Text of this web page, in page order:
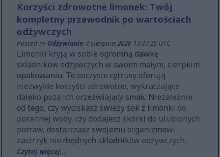
Korzyści zdrowotne limonek: Twój
kompletny przewodnik po wartościach
odżywczych
Posted in Odżywianie 4 sierpnia 2026 13:47:25 UTC
Limonki kryją w sobie ogromną dawkę
składników odżywczych w swoim małym, cierpkim
opakowaniu. Te soczyste cytrusy oferują
niezwykłe korzyści zdrowotne, wykraczające
daleko poza ich orzeźwiający smak. Niezależnie
od tego, czy wyciskasz świeży sok z limonki do
porannej wody, czy dodajesz skórki do ulubionych
potraw, dostarczasz swojemu organizmowi
zastrzyk niezbędnych składników odżywczych.
Czytaj więcej...